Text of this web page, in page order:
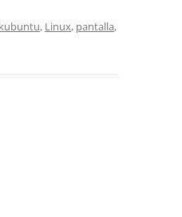
kubuntu, Linux, pantalla,